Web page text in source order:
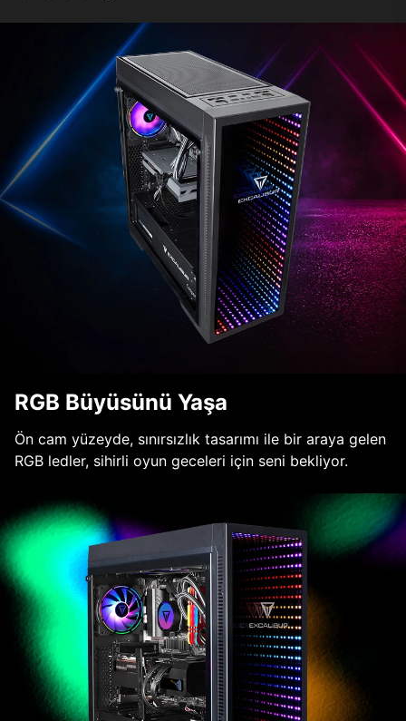
RGB Büyüsünü Yaşa
Ön cam yüzeyde, sınırsızlık tasarımı ile bir araya gelen
RGB ledler, sihirli oyun geceleri için seni bekliyor.